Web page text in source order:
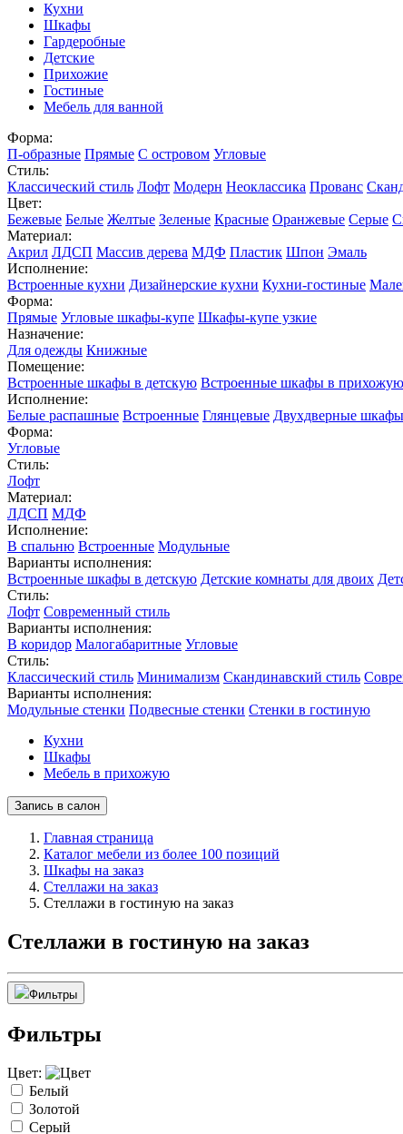
Кухни
Шкафы
Гардеробные
Детские
Прихожие
Гостиные
Мебель для ванной
Форма:
П-образные Прямые С островом Угловые
Стиль:
Классический стиль Лофт Модерн Неоклассика Прованс
Цвет:
Бежевые Белые Желтые Зеленые Красные Оранжевые Серые
Материал:
Акрил ЛДСП Массив дерева МДФ Пластик Шпон Эмаль
Исполнение:
Встроенные кухни Дизайнерские кухни Кухни-гостиные
Форма:
Прямые Угловые шкафы-купе Шкафы-купе узкие
Назначение:
Для одежды Книжные
Помещение:
Встроенные шкафы в детскую Встроенные шкафы в прихожую
Исполнение:
Белые распашные Встроенные Глянцевые Двухдверные
Форма:
Угловые
Стиль:
Лофт
Материал:
ЛДСП МДФ
Исполнение:
В спальню Встроенные Модульные
Варианты исполнения:
Встроенные шкафы в детскую Детские комнаты для двоих
Стиль:
Лофт Современный стиль
Варианты исполнения:
В коридор Малогабаритные Угловые
Стиль:
Классический стиль Минимализм Скандинавский стиль
Варианты исполнения:
Модульные стенки Подвесные стенки Стенки в гостиную
Кухни
Шкафы
Мебель в прихожую
Запись в салон
Главная страница
Каталог мебели из более 100 позиций
Шкафы на заказ
Стеллажи на заказ
Стеллажи в гостиную на заказ
Стеллажи в гостиную на заказ
Фильтры
Фильтры
Цвет:
Белый
Золотой
Серый